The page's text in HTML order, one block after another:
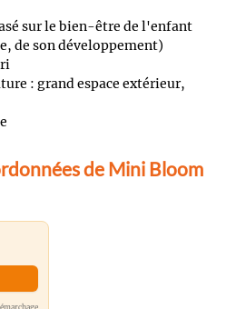
sur le bien-être de l'enfant
de son développement)
: grand espace extérieur,
de Mini Bloom